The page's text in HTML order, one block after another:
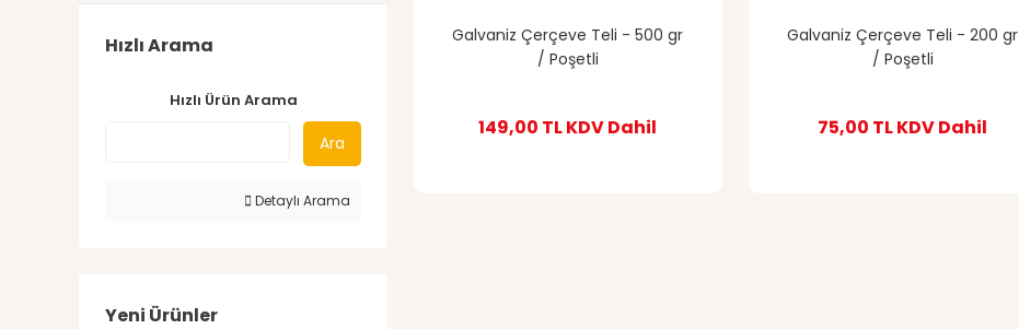
Hızlı Arama
Hızlı Ürün Arama
Ara
Detaylı Arama
Yeni Ürünler
Galvaniz Çerçeve Teli - 500 gr
/ Poşetli
149,00 TLKDV Dahil
Galvaniz Çerçeve Teli - 200 gr
/ Poşetli
75,00 TLKDV Dahil